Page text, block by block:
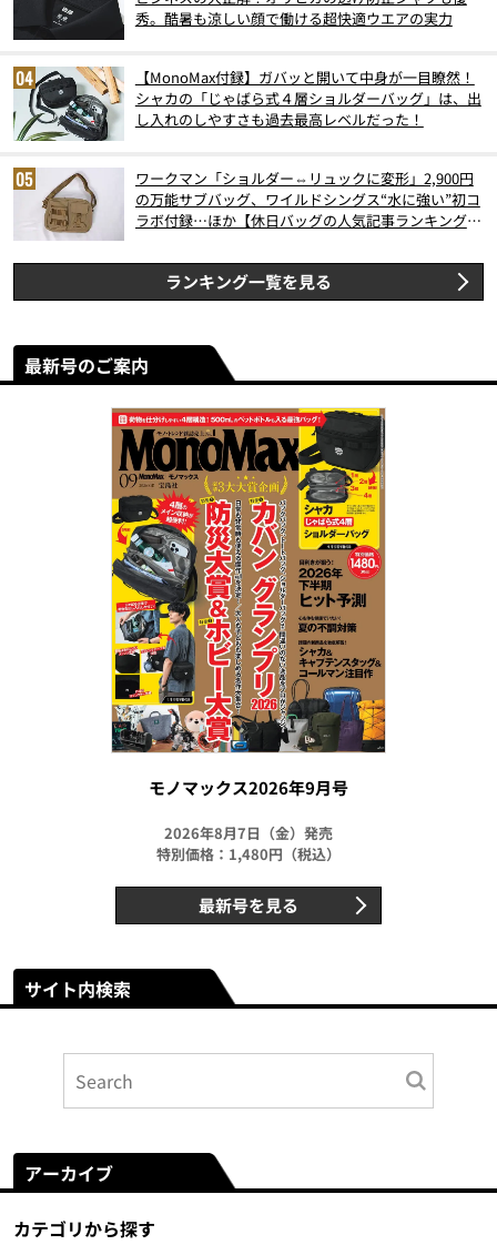
秀。酷暑も涼しい顔で働ける超快適ウエアの実力
【MonoMax付録】ガバッと開いて中身が一目瞭然！
シャカの「じゃばら式４層ショルダーバッグ」は、出
し入れのしやすさも過去最高レベルだった！
ワークマン「ショルダー⇔リュックに変形」2,900円
の万能サブバッグ、ワイルドシングス“水に強い”初コ
ラボ付録…ほか【休日バッグの人気記事ランキングベ
ランキング一覧を見る
最新号のご案内
モノマックス2026年9月号
2026年8月7日（金）発売
特別価格：1,480円（税込）
最新号を見る
サイト内検索
アーカイブ
カテゴリから探す